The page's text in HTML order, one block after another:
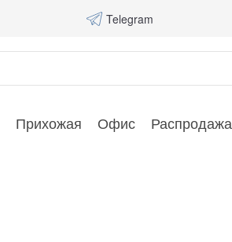
Telegram
Прихожая Офис Распродажа